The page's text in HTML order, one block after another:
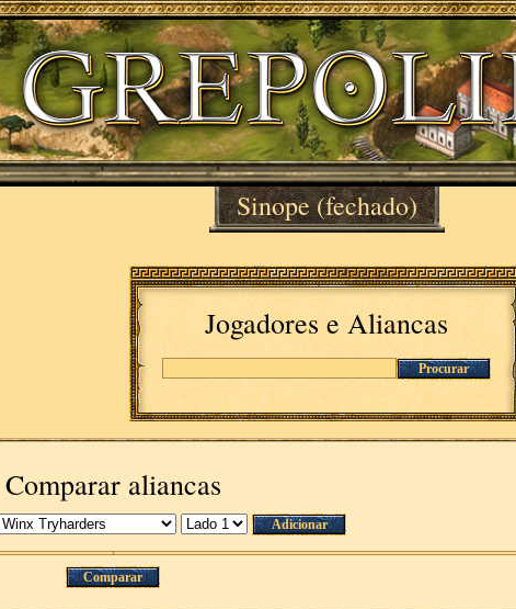
Sinope(fechado)
Jogadores e Aliancas
Procurar
Comparar aliancas
Adicionar
Comparar